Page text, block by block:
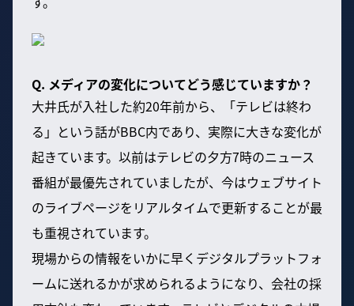
Q. メディアの変化についてどう感じていますか？
大井氏が入社した約20年前から、「テレビは終わ
る」という話がBBC内であり、実際に大きな変化が
起きています。以前はテレビの夕方7時のニュース
番組が最優先されていましたが、今はウェブサイト
のライブページをリアルタイムで更新することが最
も重視されています。
現場からの情報をいかに早くデジタルプラットフォ
ームに送れるかが求められるようになり、会社の採